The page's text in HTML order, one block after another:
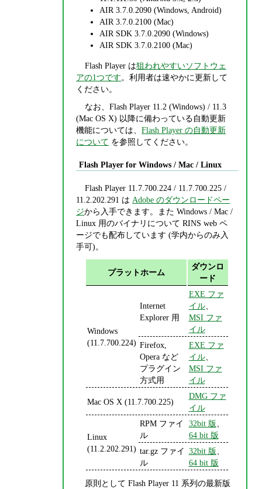
AIR 3.7.0.2090 (Windows, Android)
AIR 3.7.0.2100 (Mac)
AIR SDK 3.7.0.2090 (Windows)
AIR SDK 3.7.0.2100 (Mac)
Flash Player は狙われやすいソフトウェ
アの1つです。利用者は速やかに更新して
ください。
なお、Flash Player 11.2 (Windows) / 11.3
(Mac OS X) 以降に備わっている自動更新
機能については、Flash Player の自動更新
について を参照してください。
Flash Player for Windows / Mac / Linux
Flash Player 11.7.700.224 / 11.7.700.225 /
11.2.202.291 は Adobe のダウンロードペー
ジから入手できます。また Windows / Mac /
Linux 用のバイナリについて RINS web ペ
ージでも配布しています (学内からのみ入
手可)。
プラットホーム
ダウンロ
ード
Windows
(11.7.700.224)
Internet
Explorer 用
EXE ファ
イル、
MSI ファ
イル
Firefox,
Opera など
プラグイン
方式用
EXE ファ
イル、
MSI ファ
イル
Mac OS X (11.7.700.225)
DMG ファ
イル
Linux
(11.2.202.291)
RPM ファイ
ル
32bit 版
64 bit 版
tar.gz ファイ
ル
32bit 版
64 bit 版
原則として Flash Player 11 系列の最新版